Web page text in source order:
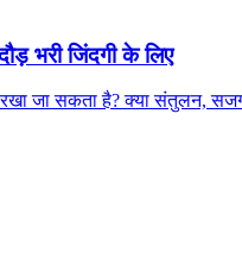
भरी जिंदगी के लिए
रखा जा सकता है? क्या संतुलन,